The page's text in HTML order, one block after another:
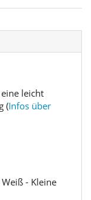
leicht
(Infos über
- Kleine